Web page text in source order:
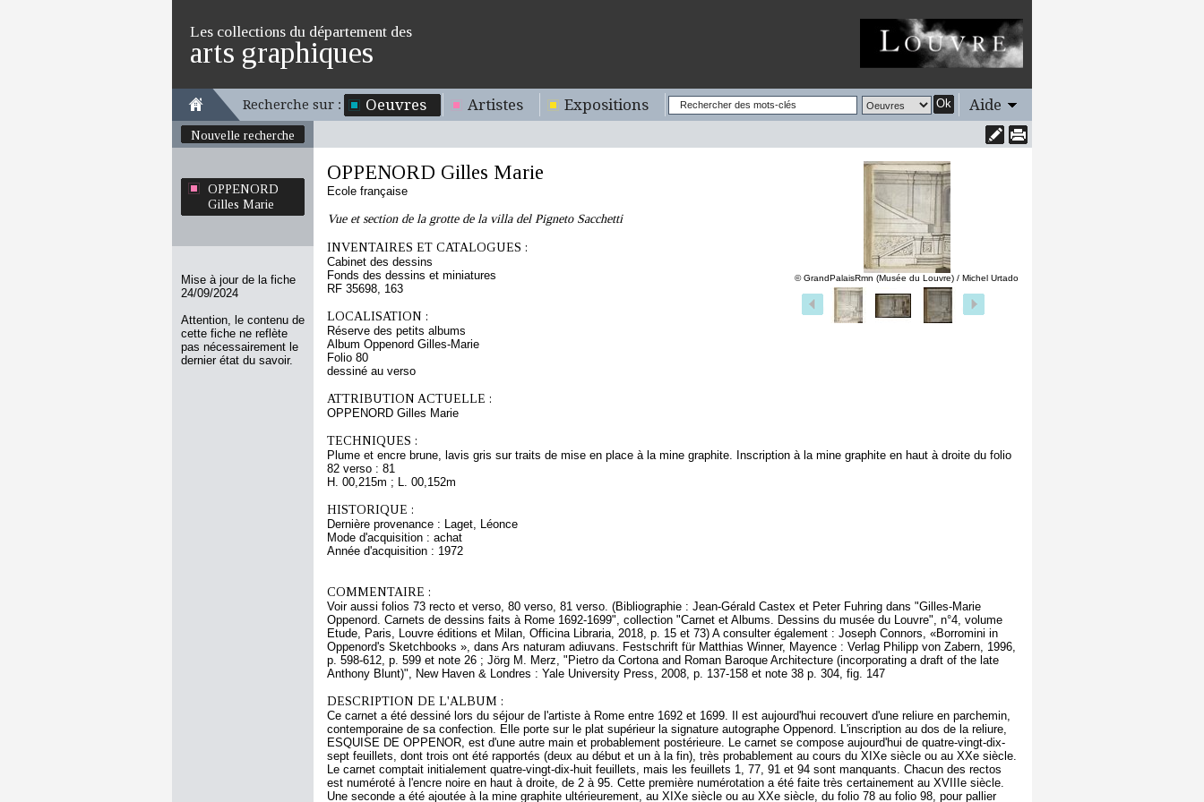
Les collections du département des
arts graphiques
Recherche sur : Oeuvres Artistes Expositions Ok Aide
Nouvelle recherche
OPPENORD
Gilles Marie
Mise à jour de la fiche
24/09/2024
Attention, le contenu de
cette fiche ne reflète
pas nécessairement le
dernier état du savoir.
© GrandPalaisRmn (Musée du Louvre) / Michel Urtado
OPPENORD Gilles Marie
Ecole française
Vue et section de la grotte de la villa del Pigneto Sacchetti
INVENTAIRES ET CATALOGUES :
Cabinet des dessins
Fonds des dessins et miniatures
RF 35698, 163
LOCALISATION :
Réserve des petits albums
Album Oppenord Gilles-Marie
Folio 80
dessiné au verso
ATTRIBUTION ACTUELLE :
OPPENORD Gilles Marie
TECHNIQUES :
Plume et encre brune, lavis gris sur traits de mise en place à la mine graphite. Inscription à la mine graphite en haut à droite du folio
82 verso : 81
H. 00,215m ; L. 00,152m
HISTORIQUE :
Dernière provenance : Laget, Léonce
Mode d'acquisition : achat
Année d'acquisition : 1972
COMMENTAIRE :
Voir aussi folios 73 recto et verso, 80 verso, 81 verso. (Bibliographie : Jean-Gérald Castex et Peter Fuhring dans "Gilles-Marie
Oppenord. Carnets de dessins faits à Rome 1692-1699", collection "Carnet et Albums. Dessins du musée du Louvre", n°4, volume
Etude, Paris, Louvre éditions et Milan, Officina Libraria, 2018, p. 15 et 73) A consulter également : Joseph Connors, «Borromini in
Oppenord's Sketchbooks », dans Ars naturam adiuvans. Festschrift für Matthias Winner, Mayence : Verlag Philipp von Zabern, 1996,
p. 598-612, p. 599 et note 26 ; Jörg M. Merz, "Pietro da Cortona and Roman Baroque Architecture (incorporating a draft of the late
Anthony Blunt)", New Haven & Londres : Yale University Press, 2008, p. 137-158 et note 38 p. 304, fig. 147
DESCRIPTION DE L'ALBUM :
Ce carnet a été dessiné lors du séjour de l'artiste à Rome entre 1692 et 1699. Il est aujourd'hui recouvert d'une reliure en parchemin,
contemporaine de sa confection. Elle porte sur le plat supérieur la signature autographe Oppenord. L'inscription au dos de la reliure,
ESQUISE DE OPPENOR, est d'une autre main et probablement postérieure. Le carnet se compose aujourd'hui de quatre-vingt-dix-
sept feuillets, dont trois ont été rapportés (deux au début et un à la fin), très probablement au cours du XIXe siècle ou au XXe siècle.
Le carnet comptait initialement quatre-vingt-dix-huit feuillets, mais les feuillets 1, 77, 91 et 94 sont manquants. Chacun des rectos
est numéroté à l'encre noire en haut à droite, de 2 à 95. Cette première numérotation a été faite très certainement au XVIIIe siècle.
Une seconde a été ajoutée à la mine graphite ultérieurement, au XIXe siècle ou au XXe siècle, du folio 78 au folio 98, pour pallier